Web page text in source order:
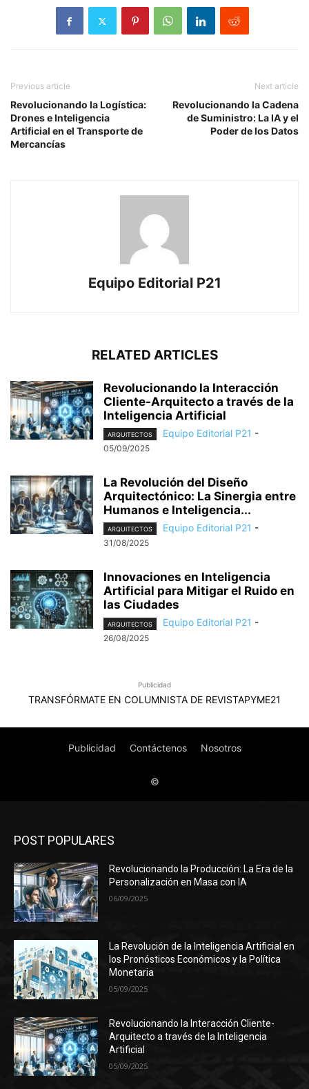
POST POPULARES
Revolucionando la Producción: La Era de la
Personalización en Masa con IA
06/09/2025
La Revolución de la Inteligencia Artificial en
los Pronósticos Económicos y la Política
Monetaria
05/09/2025
Revolucionando la Interacción Cliente-
Arquitecto a través de la Inteligencia
Artificial
05/09/2025